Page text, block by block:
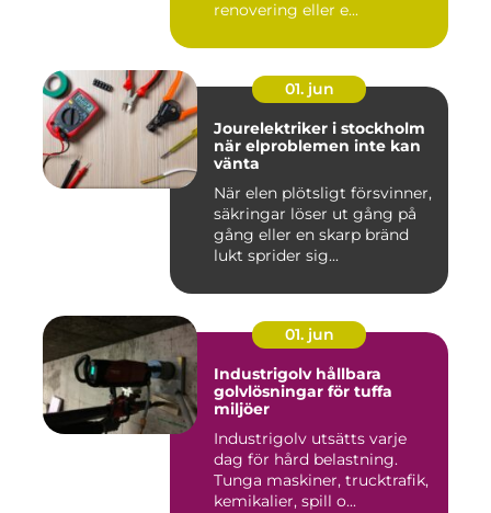
renovering eller e...
01. jun
Jourelektriker i stockholm
när elproblemen inte kan
vänta
När elen plötsligt försvinner,
säkringar löser ut gång på
gång eller en skarp bränd
lukt sprider sig...
01. jun
Industrigolv hållbara
golvlösningar för tuffa
miljöer
Industrigolv utsätts varje
dag för hård belastning.
Tunga maskiner, trucktrafik,
kemikalier, spill o...